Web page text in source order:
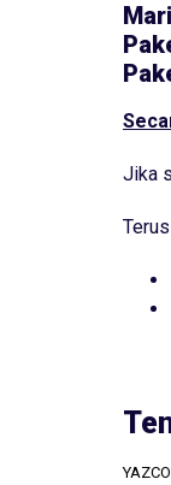
Jika
Terus